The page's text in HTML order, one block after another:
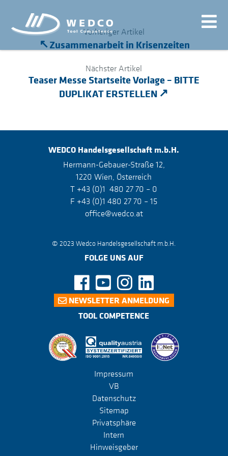
Vorheriger Artikel
Zusammenarbeit in Krisenzeiten
Nächster Artikel
Teaser Messe Startseite Vorlage – BITTE
DUPLIKAT ERSTELLEN
WEDCO Handelsgesellschaft m.b.H.
Hermann-Gebauer-Straße 12,
1220 Wien, Österreich
T +43 (0)1 480 27 70 – 0
F +43 (0)1 480 27 70 – 15
office@wedco.at
© 2023 Wedco Handelsgesellschaft m.b.H.
FOLGE UNS AUF
NEWSLETTER ANMELDUNG
TOOL COMPETENCE
Impressum
VB
Datenschutz
Sitemap
Privatsphäre
Intern
Hinweisgeber